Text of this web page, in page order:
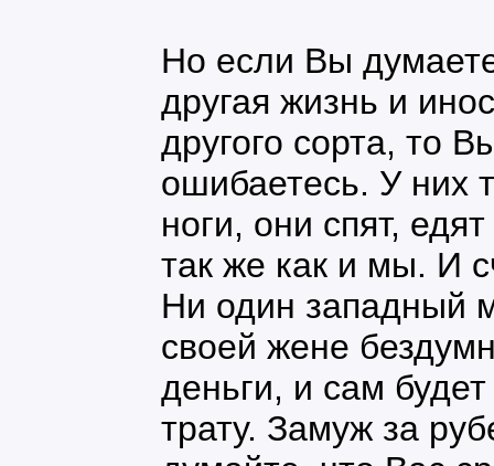
Но если Вы
другая жизнь и
другого сорта, то
ошибаетесь. У них
ноги, они спят,
так же как и мы. И
Ни один западный
своей жене
деньги, и сам
трату. Замуж за